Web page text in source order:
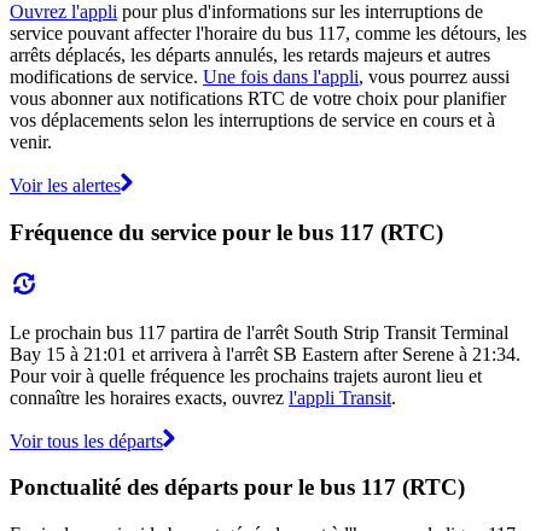
Ouvrez l'appli pour plus d'informations sur les interruptions de
service pouvant affecter l'horaire du bus 117, comme les détours, les
arrêts déplacés, les départs annulés, les retards majeurs et autres
modifications de service. Une fois dans l'appli, vous pourrez aussi
vous abonner aux notifications RTC de votre choix pour planifier
vos déplacements selon les interruptions de service en cours et à
venir.
Voir les alertes
Fréquence du service pour le bus 117 (RTC)
Le prochain bus 117 partira de l'arrêt South Strip Transit Terminal
Bay 15 à 21:01 et arrivera à l'arrêt SB Eastern after Serene à 21:34.
Pour voir à quelle fréquence les prochains trajets auront lieu et
connaître les horaires exacts, ouvrez l'appli Transit.
Voir tous les départs
Ponctualité des départs pour le bus 117 (RTC)